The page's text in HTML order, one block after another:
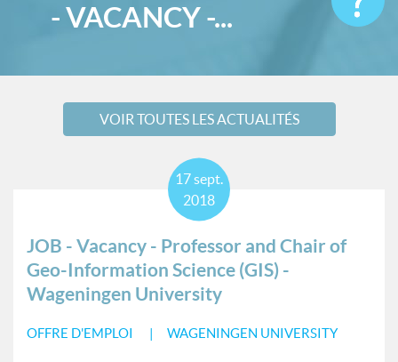
- VACANCY -...
VOIR TOUTES LES ACTUALITÉS
JOB - Vacancy - Professor and Chair of
Geo-Information Science (GIS) -
Wageningen University
OFFRE D'EMPLOI WAGENINGEN UNIVERSITY
17sept.
2018